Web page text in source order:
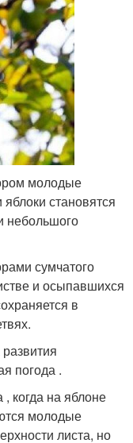
молодые
становятся
небольшого
сумчатого
и осыпавшихся
в
погода .
когда на яблоне
молодые
листа, но